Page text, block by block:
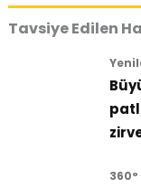
Tavsiye Edilen
360°